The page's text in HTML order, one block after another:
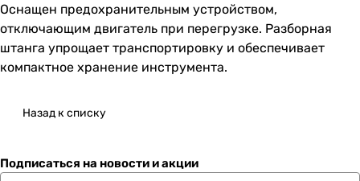
Оснащен предохранительным устройством,
отключающим двигатель при перегрузке. Разборная
штанга упрощает транспортировку и обеспечивает
компактное хранение инструмента.
Назад к списку
Подписаться на новости и акции